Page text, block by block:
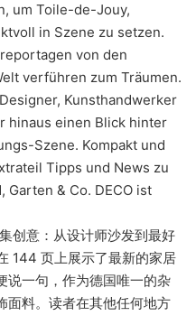
um Toile-de-Jouy,
in Szene zu setzen.
von den
verführen zum Träumen.
Kunsthandwerker
hinaus einen Blick hinter
Szene. Kompakt und
Tipps und News zu
Garten & Co. DECO ist
创意：从设计师沙发到最好
144 页上展示了最新的家居
一句，作为德国唯一的杂
料。读者在其他任何地方